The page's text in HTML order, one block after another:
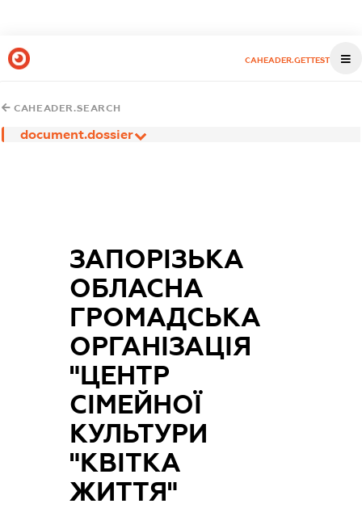
CAHEADER.GETTEST
CAHEADER.SEARCH
document.dossier
ЗАПОРІЗЬКА
ОБЛАСНА
ГРОМАДСЬКА
ОРГАНІЗАЦІЯ
"ЦЕНТР
СІМЕЙНОЇ
КУЛЬТУРИ
"КВІТКА
ЖИТТЯ"